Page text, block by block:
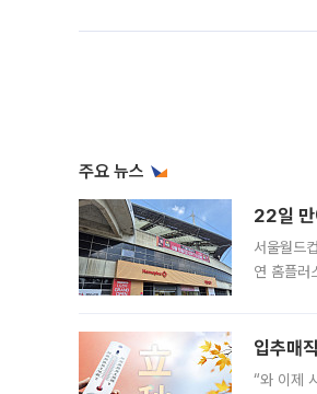
주요 뉴스
22일 만
서울월드
연 홈플러
입추매
“와 이제